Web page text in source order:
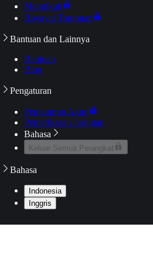
Mengikuti
Riwayat Tontonan
Bantuan dan Lainnya
Bantuan
Blog
Pengaturan
Pengaturan Akun
Pemeriksaan Jaringan
Bahasa
Keluar Semua Perangkat
Bahasa
Indonesia
Inggris